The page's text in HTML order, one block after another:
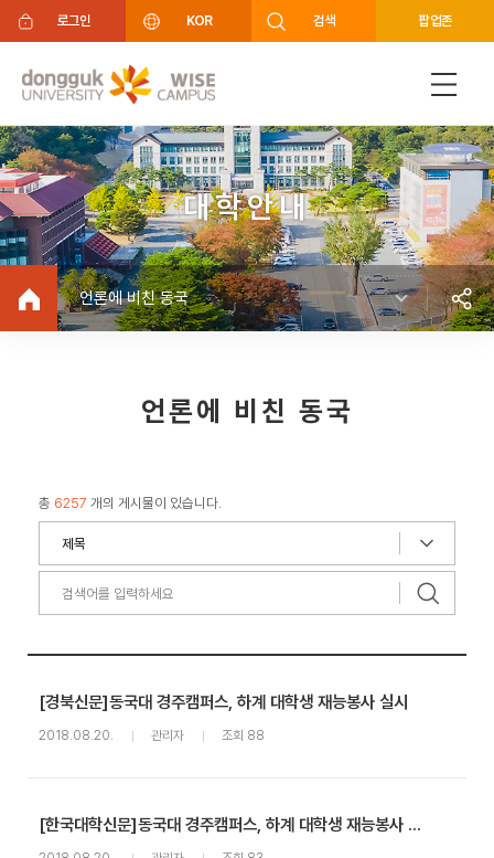
주메뉴 바로가기
푸터 바로가기
로그인 KOR 검색 팝업존
대학안내
언론에 비친 동국
언론에 비친 동국
총 6257 개의 게시물이 있습니다.
[경북신문]동국대 경주캠퍼스, 하계 대학생 재능봉사 실시
2018.08.20. 관리자 조회 88
[한국대학신문]동국대 경주캠퍼스, 하계 대학생 재능봉사 실시